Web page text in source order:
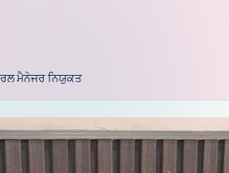
ਮੈਨੇਜਰ ਨਿਯੁਕਤ